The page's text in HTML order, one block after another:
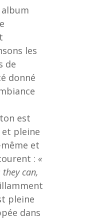
les
de
donné
est
pleine
et
: «
they can,
pleine
dans